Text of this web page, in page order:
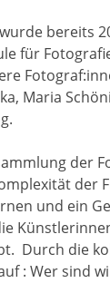
bereits
für
Maria
der
der
und ein
Durch die
: Wer sind